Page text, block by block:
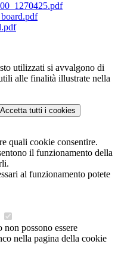
utilizzati si avvalgono di
alle finalità illustrate nella
Accetta tutti i cookies
quali cookie consentire.
il funzionamento della
al funzionamento potete
possono essere
nella pagina della cookie